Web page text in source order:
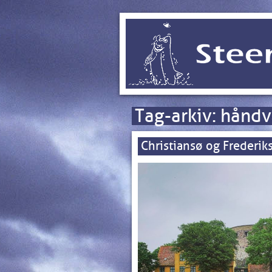
Tag-arkiv:
Christiansø og